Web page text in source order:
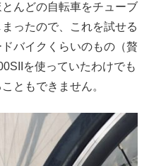
んどの自転車をチューブ
ったので、これを試せる
バイクくらいのもの（贅
を使っていたわけでも
ともできません。